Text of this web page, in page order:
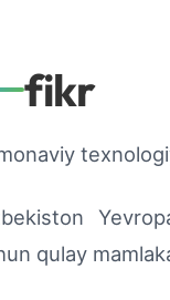
fikr
qulay